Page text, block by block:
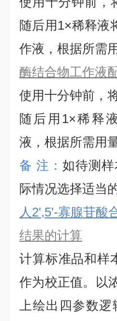
随后用1×稀释液
作液，根据所需
酶结合物工作液
使用十分钟前，
随后用1×稀释
液，根据所需用
备 注： 如待测样
际情况选择适当
人2',5'-寡腺苷酸
结果的计算
计算标准品和样
作为校正值。以
上绘出四参数